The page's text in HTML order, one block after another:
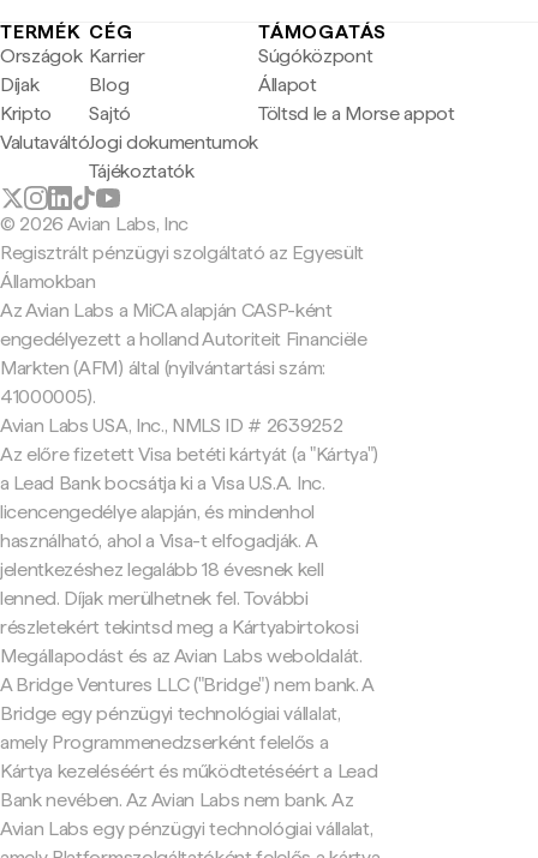
TERMÉK
Országok
Díjak
Kripto
Valutaváltó
CÉG
Karrier
Blog
Sajtó
Jogi dokumentumok
Tájékoztatók
TÁMOGATÁS
Súgóközpont
Állapot
Töltsd le a Morse appot
© 2026 Avian Labs, Inc
Regisztrált pénzügyi szolgáltató az Egyesült
Államokban
Az Avian Labs a MiCA alapján CASP-ként
engedélyezett a holland Autoriteit Financiële
Markten (AFM) által (nyilvántartási szám:
41000005).
Avian Labs USA, Inc., NMLS ID # 2639252
Az előre fizetett Visa betéti kártyát (a "Kártya")
a Lead Bank bocsátja ki a Visa U.S.A. Inc.
licencengedélye alapján, és mindenhol
használható, ahol a Visa-t elfogadják. A
jelentkezéshez legalább 18 évesnek kell
lenned. Díjak merülhetnek fel. További
részletekért tekintsd meg a Kártyabirtokosi
Megállapodást és az Avian Labs weboldalát.
A Bridge Ventures LLC ("Bridge") nem bank. A
Bridge egy pénzügyi technológiai vállalat,
amely Programmenedzserként felelős a
Kártya kezeléséért és működtetéséért a Lead
Bank nevében. Az Avian Labs nem bank. Az
Avian Labs egy pénzügyi technológiai vállalat,